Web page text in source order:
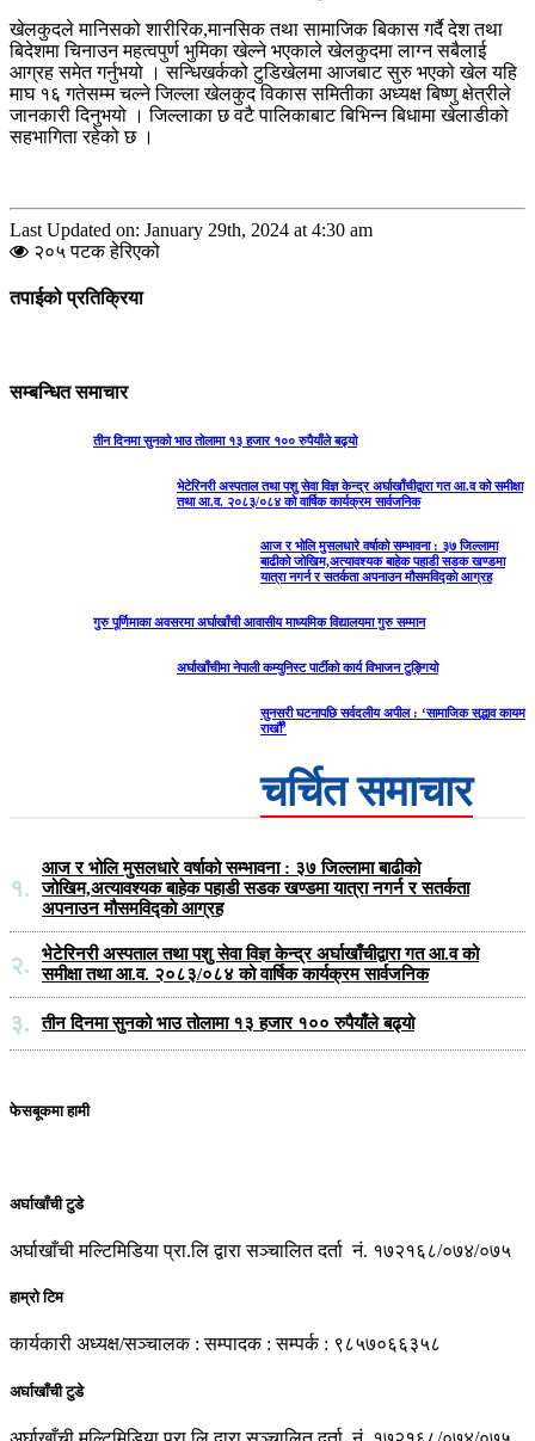
खेलकुदले मानिसको शारीरिक,मानसिक तथा सामाजिक बिकास गर्दै देश तथा
बिदेशमा चिनाउन महत्वपुर्ण भुमिका खेल्ने भएकाले खेलकुदमा लाग्न सबैलाई
आग्रह समेत गर्नुभयो । सन्धिखर्कको टुडिखेलमा आजबाट सुरु भएको खेल यहि
माघ १६ गतेसम्म चल्ने जिल्ला खेलकुद विकास समितीका अध्यक्ष बिष्णु क्षेत्रीले
जानकारी दिनुभयो । जिल्लाका छ वटै पालिकाबाट बिभिन्न बिधामा खेलाडीको
सहभागिता रहेको छ ।
Last Updated on: January 29th, 2024 at 4:30 am
२०५ पटक हेरिएको
तपाईको प्रतिक्रिया
सम्बन्धित समाचार
तीन दिनमा सुनको भाउ तोलामा १३ हजार १०० रुपैयाँले बढ्यो
भेटेरिनरी अस्पताल तथा पशु सेवा विज्ञ केन्द्र अर्घाखाँचीद्वारा गत आ.व को समीक्षा
तथा आ.व. २०८३/०८४ को वार्षिक कार्यक्रम सार्वजनिक
आज र भोलि मुसलधारे वर्षाको सम्भावना : ३७ जिल्लामा
बाढीको जोखिम,अत्यावश्यक बाहेक पहाडी सडक खण्डमा
यात्रा नगर्न र सतर्कता अपनाउन मौसमविद्काे आग्रह
गुरु पूर्णिमाका अवसरमा अर्घाखाँची आवासीय माध्यमिक विद्यालयमा गुरु सम्मान
अर्घाखाँचीमा नेपाली कम्युनिस्ट पार्टीको कार्य विभाजन टुङ्गियो
सुनसरी घटनापछि सर्वदलीय अपील : ‘सामाजिक सद्भाव कायम
राखौँ’
चर्चित समाचार
१.
आज र भोलि मुसलधारे वर्षाको सम्भावना : ३७ जिल्लामा बाढीको
जोखिम,अत्यावश्यक बाहेक पहाडी सडक खण्डमा यात्रा नगर्न र सतर्कता
अपनाउन मौसमविद्काे आग्रह
२.
भेटेरिनरी अस्पताल तथा पशु सेवा विज्ञ केन्द्र अर्घाखाँचीद्वारा गत आ.व को
समीक्षा तथा आ.व. २०८३/०८४ को वार्षिक कार्यक्रम सार्वजनिक
३. तीन दिनमा सुनको भाउ तोलामा १३ हजार १०० रुपैयाँले बढ्यो
फेसबूकमा हामी
अर्घाखाँची टुडे
अर्घाखाँची मल्टिमिडिया प्रा.लि द्वारा सञ्चालित दर्ता नं. १७२१६८/०७४/०७५
हाम्रो टिम
कार्यकारी अध्यक्ष/सञ्चालक : सम्पादक : सम्पर्क : ९८५७०६६३५८
अर्घाखाँची टुडे